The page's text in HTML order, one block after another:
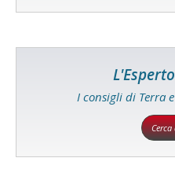
I consigli di Terra
Cerca